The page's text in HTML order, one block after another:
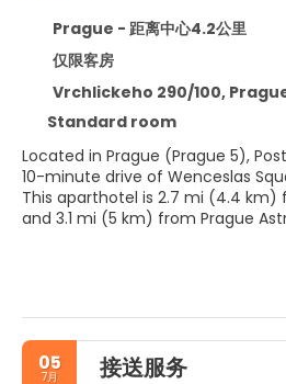
Prague - 距离中心4.2公里
仅限客房
Vrchlickeho 290/100,
Standard room
Located in Prague (Prague 5),
10-minute drive of Wenceslas
This aparthotel is 2.7 mi (4.4 km)
and 3.1 mi (5 km) from Prague
Make use of convenient
complimentary wireless internet
Make yourself at home in one of
featuring kitchenettes. 55-inch
05
7月 接送服务